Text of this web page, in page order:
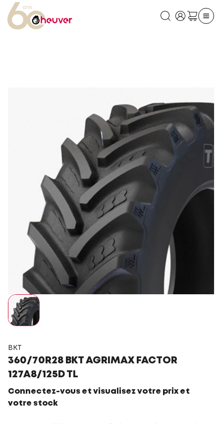
BKT
360/70R28 BKT AGRIMAX FACTOR
127A8/125D TL
Connectez-vous et visualisez votre prix et
votre stock